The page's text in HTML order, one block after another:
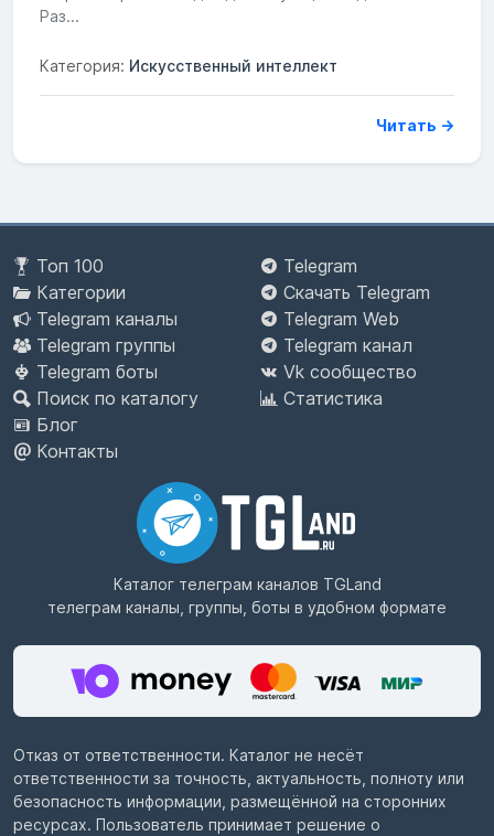
Раз...
Категория: Искусственный интеллект
Читать →
Топ 100
Категории
Telegram каналы
Telegram группы
Telegram боты
Поиск по каталогу
Блог
Контакты
Telegram
Скачать Telegram
Telegram Web
Telegram канал
Vk сообщество
Статистика
Каталог телеграм каналов TGLand
телеграм каналы, группы, боты в удобном формате
Отказ от ответственности. Каталог не несёт
ответственности за точность, актуальность, полноту или
безопасность информации, размещённой на сторонних
ресурсах. Пользователь принимает решение о